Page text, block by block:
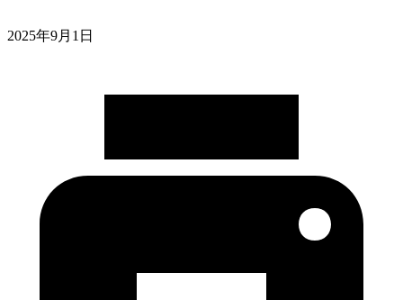
2025年9月1日